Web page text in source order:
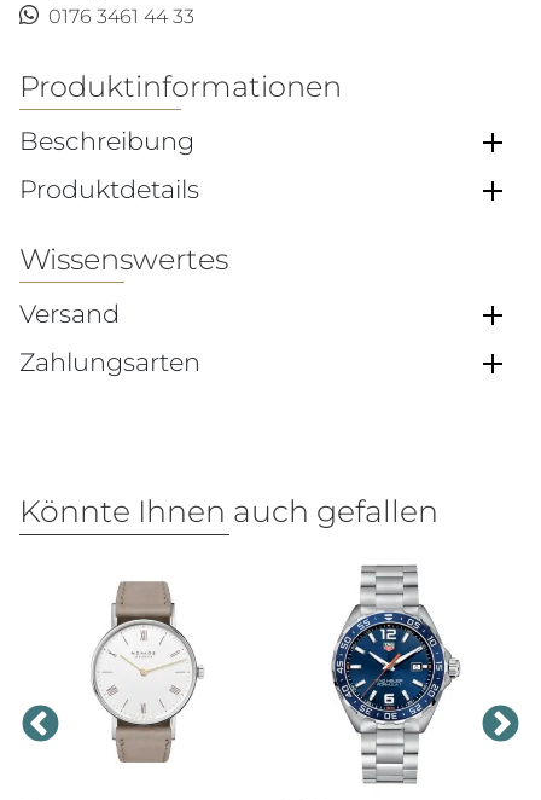
0176 3461 44 33
Produktinformationen
Beschreibung
Produktdetails
Wissenswertes
Versand
Zahlungsarten
Könnte Ihnen auch gefallen